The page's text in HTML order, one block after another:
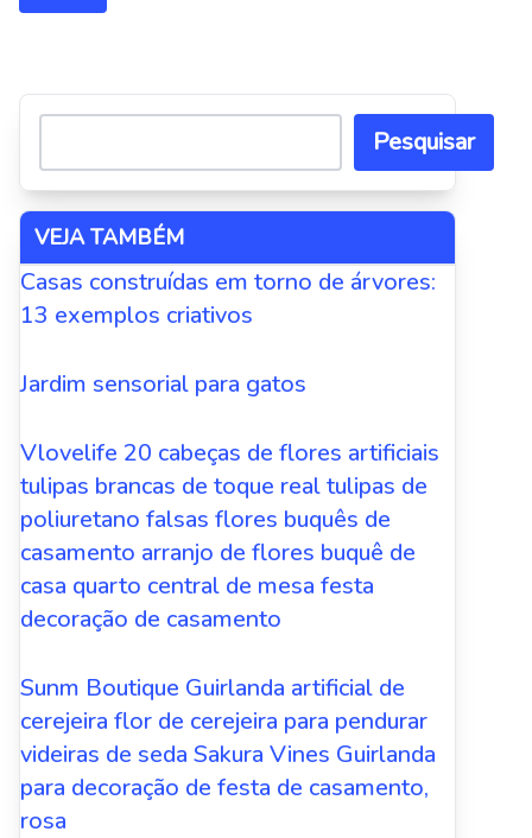
Pesquisar
VEJA TAMBÉM
Casas construídas em torno de árvores:
13 exemplos criativos
Jardim sensorial para gatos
Vlovelife 20 cabeças de flores artificiais
tulipas brancas de toque real tulipas de
poliuretano falsas flores buquês de
casamento arranjo de flores buquê de
casa quarto central de mesa festa
decoração de casamento
Sunm Boutique Guirlanda artificial de
cerejeira flor de cerejeira para pendurar
videiras de seda Sakura Vines Guirlanda
para decoração de festa de casamento,
rosa